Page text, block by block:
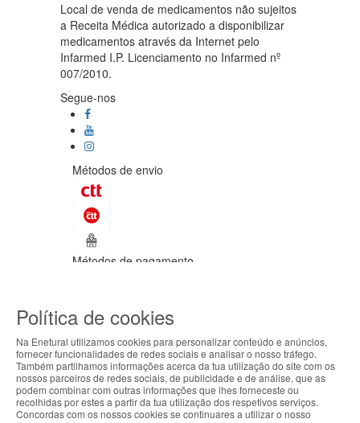
Local de venda de medicamentos não sujeitos
a Receita Médica autorizado a disponibilizar
medicamentos através da Internet pelo
Infarmed I.P. Licenciamento no Infarmed nº
007/2010.
Segue-nos
Métodos de envio
Métodos de pagamento
Todos os direitos reservados / Salvo
apresentadas são válidas até ao dia 08-
08-2026.
Designed & developed byBsolus
Filtrar por
ABOUT THE COOKIES
Enetural handles information about your visit using
cookies that improve the performance of the
Política de cookies
Na Enetural utilizamos cookies para personalizar conteúdo e anúncios,
fornecer funcionalidades de redes sociais e analisar o nosso tráfego.
Também partilhamos informações acerca da tua utilização do site com os
nossos parceiros de redes sociais, de publicidade e de análise, que as
podem combinar com outras informações que lhes forneceste ou
recolhidas por estes a partir da tua utilização dos respetivos serviços.
Concordas com os nossos cookies se continuares a utilizar o nosso